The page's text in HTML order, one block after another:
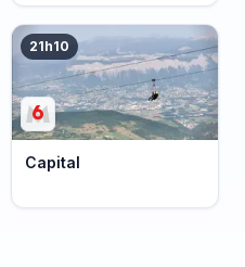
21h10
Capital